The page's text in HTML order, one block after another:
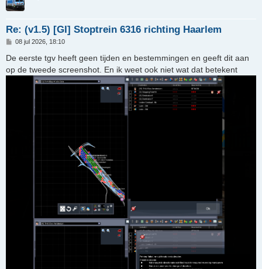
Re: (v1.5) [GI] Stoptrein 6316 richting Haarlem
B
r
c
08 jul 2026, 18:10
De eerste tgv heeft geen tijden en bestemmingen en geeft dit aan
op de tweede screenshot. En ik weet ook niet wat dat betekent